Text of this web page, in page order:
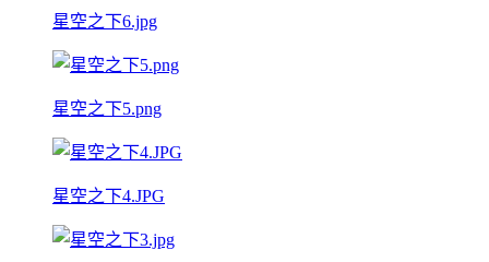
星空之下6.jpg
星空之下5.png
星空之下4.JPG